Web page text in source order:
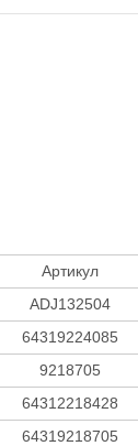
Артикул
ADJ132504
64319224085
9218705
64312218428
64319218705